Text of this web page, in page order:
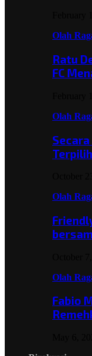
Olah
Ratu
FC
Olah
Olah
Olah
Fabio